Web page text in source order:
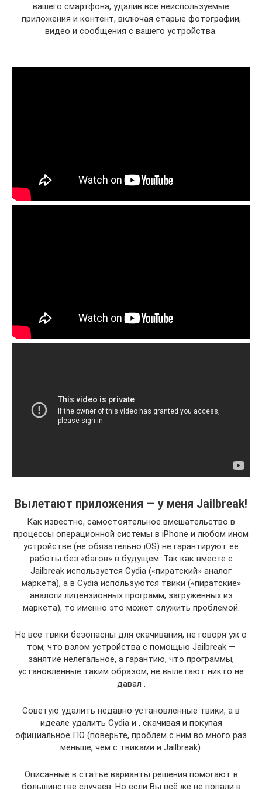
вашего смартфона, удалив все неиспользуемые
приложения и контент, включая старые фотографии,
видео и сообщения с вашего устройства.
Вылетают приложения — у меня Jailbreak!
Как известно, самостоятельное вмешательство в
процессы операционной системы в iPhone и любом ином
устройстве (не обязательно iOS) не гарантируют её
работы без «багов» в будущем. Так как вместе с
Jailbreak используется Cydia («пиратский» аналог
маркета), а в Cydia используются твики («пиратские»
аналоги лицензионных программ, загруженных из
маркета), то именно это может служить проблемой.
Не все твики безопасны для скачивания, не говоря уж о
том, что взлом устройства с помощью Jailbreak —
занятие нелегальное, а гарантию, что программы,
установленные таким образом, не вылетают никто не
давал .
Советую удалить недавно установленные твики, а в
идеале удалить Cydia и , скачивая и покупая
официальное ПО (поверьте, проблем с ним во много раз
меньше, чем с твиками и Jailbreak).
Описанные в статье варианты решения помогают в
большинстве случаев. Но если Вы всё же не попали в